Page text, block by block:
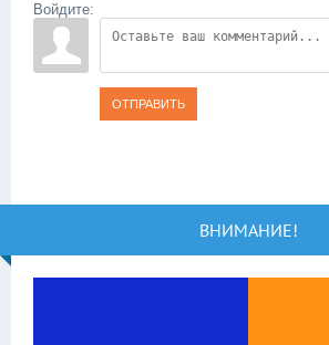
Войдите:
ОТПРАВИТЬ
ВНИМАНИЕ!